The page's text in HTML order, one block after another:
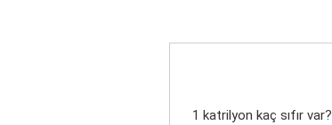
1 katrilyon kaç sıfır var?